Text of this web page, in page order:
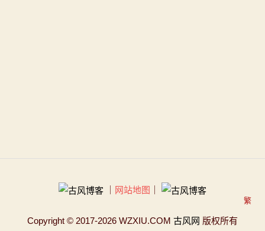
网站地图
Copyright © 2017-2026 WZXIU.COM 古风网 版权所有
繁